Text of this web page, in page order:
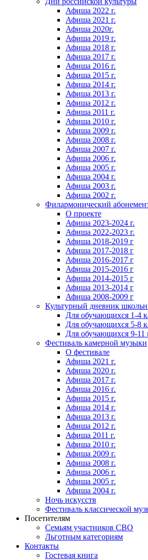
Афиша 2022 г.
Афиша 2021 г.
Афиша 2020г.
Афиша 2019 г.
Афиша 2018 г.
Афиша 2017 г.
Афиша 2016 г.
Афиша 2015 г.
Афиша 2014 г.
Афиша 2013 г.
Афиша 2012 г.
Афиша 2011 г.
Афиша 2010 г.
Афиша 2009 г.
Афиша 2008 г.
Афиша 2007 г.
Афиша 2006 г.
Афиша 2005 г.
Афиша 2004 г.
Афиша 2003 г.
Афиша 2002 г.
Филармонический
О проекте
Афиша 2023-2024 г.
Афиша 2022-2023 г.
Афиша 2018-2019 г
Афиша 2017-2018 г
Афиша 2016-2017 г
Афиша 2015-2016 г
Афиша 2014-2015 г
Афиша 2013-2014 г
Афиша 2008-2009 г
Культурный дневник
Для обучающихся 1-4
Для обучающихся 5-8
Для обучающихся 9-11
Фестиваль камерной музыки
О фестивале
Афиша 2021 г.
Афиша 2020 г.
Афиша 2017 г.
Афиша 2016 г.
Афиша 2015 г.
Афиша 2014 г.
Афиша 2013 г.
Афиша 2012 г.
Афиша 2011 г.
Афиша 2010 г.
Афиша 2009 г.
Афиша 2008 г.
Афиша 2006 г.
Афиша 2005 г.
Афиша 2004 г.
Ночь искусств
Фестиваль классической
Посетителям
Семьям участников СВО
Льготным категориям
Контакты
Гостевая книга